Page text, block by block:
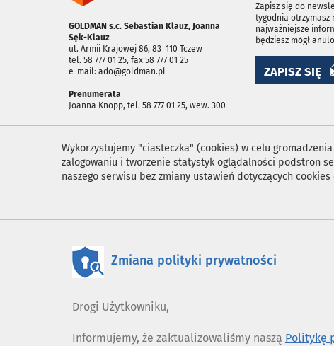
GOLDMAN s.c. Sebastian Klauz, Joanna
Sęk-Klauz
ul. Armii Krajowej 86, 83 ­ 110 Tczew
tel. 58 777 01 25, fax 58 777 01 25
e-mail: ado@goldman.pl
Prenumerata
Joanna Knopp, tel. 58 777 01 25, wew. 300
Zapisz się do
tygodnia
najważniejsze
będziesz mógł
ZAPISZ SIĘ
Wykorzystujemy "ciasteczka" (cookies) w celu
zalogowaniu i tworzenie statystyk oglądalności podstron
naszego serwisu bez zmiany ustawień dotyczących
Zmiana polityki prywatności
Drogi Użytkowniku,
Informujemy, że zaktualizowaliśmy naszą Politykę